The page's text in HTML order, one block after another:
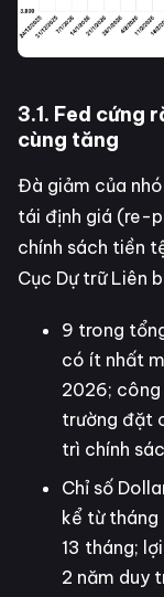
3.1. Fed cứng
cùng tăng
Đà giảm của
tái định giá (re-
chính sách tiền
Cục Dự trữ Liên
9 trong
có ít nhất
2026; công
trường đặt
trì chính
Chỉ số
kể từ
13 tháng;
2 năm duy